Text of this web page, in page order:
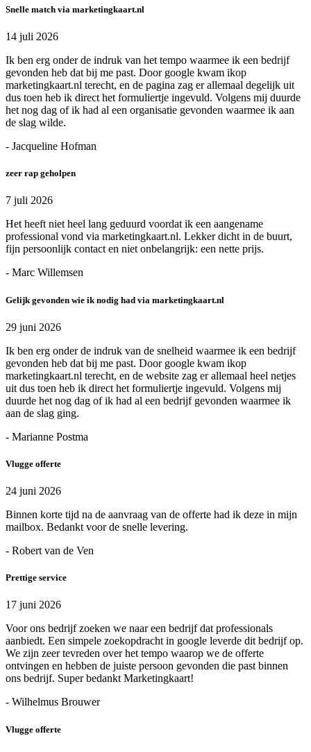
Snelle match via marketingkaart.nl
14 juli 2026
Ik ben erg onder de indruk van het tempo waarmee ik een bedrijf
gevonden heb dat bij me past. Door google kwam ikop
marketingkaart.nl terecht, en de pagina zag er allemaal degelijk uit
dus toen heb ik direct het formuliertje ingevuld. Volgens mij duurde
het nog dag of ik had al een organisatie gevonden waarmee ik aan
de slag wilde.
- Jacqueline Hofman
zeer rap geholpen
7 juli 2026
Het heeft niet heel lang geduurd voordat ik een aangename
professional vond via marketingkaart.nl. Lekker dicht in de buurt,
fijn persoonlijk contact en niet onbelangrijk: een nette prijs.
- Marc Willemsen
Gelijk gevonden wie ik nodig had via marketingkaart.nl
29 juni 2026
Ik ben erg onder de indruk van de snelheid waarmee ik een bedrijf
gevonden heb dat bij me past. Door google kwam ikop
marketingkaart.nl terecht, en de website zag er allemaal heel netjes
uit dus toen heb ik direct het formuliertje ingevuld. Volgens mij
duurde het nog dag of ik had al een bedrijf gevonden waarmee ik
aan de slag ging.
- Marianne Postma
Vlugge offerte
24 juni 2026
Binnen korte tijd na de aanvraag van de offerte had ik deze in mijn
mailbox. Bedankt voor de snelle levering.
- Robert van de Ven
Prettige service
17 juni 2026
Voor ons bedrijf zoeken we naar een bedrijf dat professionals
aanbiedt. Een simpele zoekopdracht in google leverde dit bedrijf op.
We zijn zeer tevreden over het tempo waarop we de offerte
ontvingen en hebben de juiste persoon gevonden die past binnen
ons bedrijf. Super bedankt Marketingkaart!
- Wilhelmus Brouwer
Vlugge offerte